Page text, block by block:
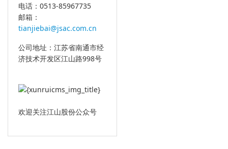
电话：0513-85967735
邮箱：
tianjiebai@jsac.com.cn
公司地址：江苏省南通市经
济技术开发区江山路998号
欢迎关注江山股份公众号